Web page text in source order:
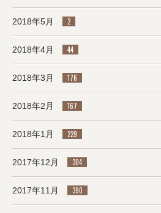
2018年5月 2
2018年4月 44
2018年3月 176
2018年2月 167
2018年1月 229
2017年12月 304
2017年11月 390